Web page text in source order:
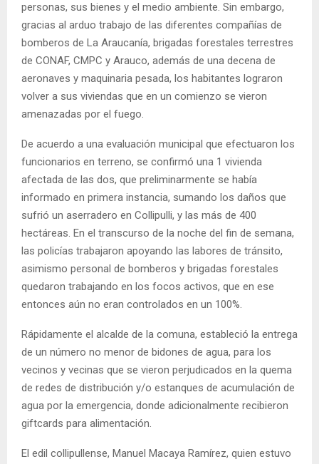
personas, sus bienes y el medio ambiente. Sin embargo,
gracias al arduo trabajo de las diferentes compañías de
bomberos de La Araucanía, brigadas forestales terrestres
de CONAF, CMPC y Arauco, además de una decena de
aeronaves y maquinaria pesada, los habitantes lograron
volver a sus viviendas que en un comienzo se vieron
amenazadas por el fuego.
De acuerdo a una evaluación municipal que efectuaron los
funcionarios en terreno, se confirmó una 1 vivienda
afectada de las dos, que preliminarmente se había
informado en primera instancia, sumando los daños que
sufrió un aserradero en Collipulli, y las más de 400
hectáreas. En el transcurso de la noche del fin de semana,
las policías trabajaron apoyando las labores de tránsito,
asimismo personal de bomberos y brigadas forestales
quedaron trabajando en los focos activos, que en ese
entonces aún no eran controlados en un 100%.
Rápidamente el alcalde de la comuna, estableció la entrega
de un número no menor de bidones de agua, para los
vecinos y vecinas que se vieron perjudicados en la quema
de redes de distribución y/o estanques de acumulación de
agua por la emergencia, donde adicionalmente recibieron
giftcards para alimentación.
El edil collipullense, Manuel Macaya Ramírez, quien estuvo